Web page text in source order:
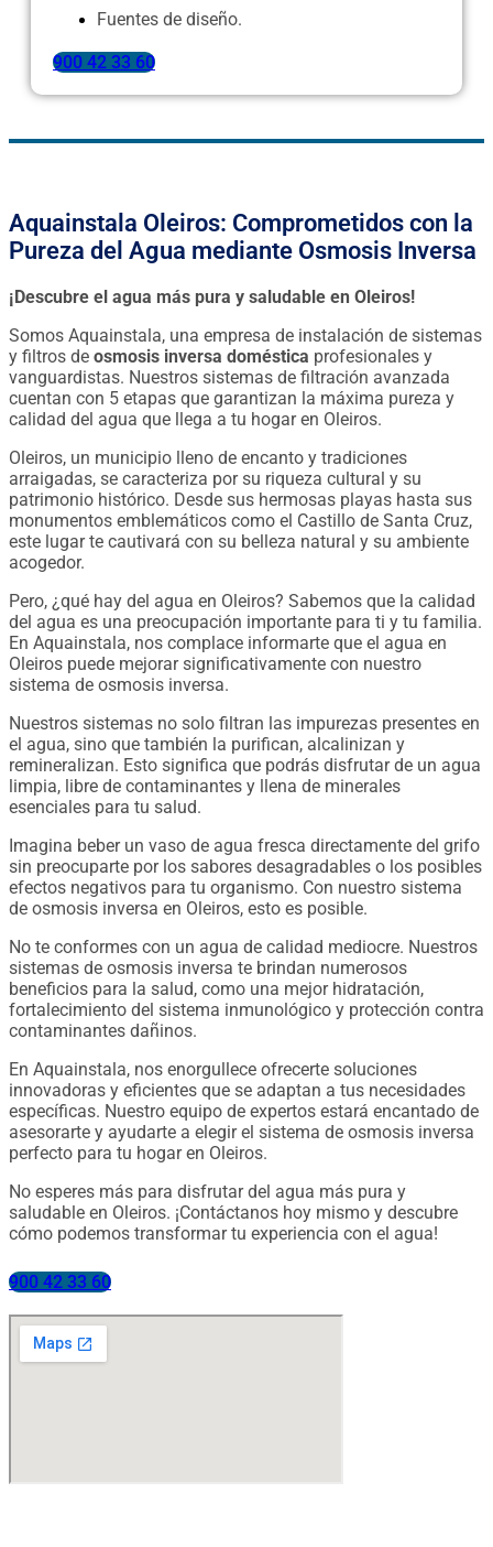
Fuentes de diseño.
900 42 33 60
Aquainstala Oleiros: Comprometidos con la
Pureza del Agua mediante Osmosis Inversa
¡Descubre el agua más pura y saludable en Oleiros!
Somos Aquainstala, una empresa de instalación de sistemas
y filtros de osmosis inversa doméstica profesionales y
vanguardistas. Nuestros sistemas de filtración avanzada
cuentan con 5 etapas que garantizan la máxima pureza y
calidad del agua que llega a tu hogar en Oleiros.
Oleiros, un municipio lleno de encanto y tradiciones
arraigadas, se caracteriza por su riqueza cultural y su
patrimonio histórico. Desde sus hermosas playas hasta sus
monumentos emblemáticos como el Castillo de Santa Cruz,
este lugar te cautivará con su belleza natural y su ambiente
acogedor.
Pero, ¿qué hay del agua en Oleiros? Sabemos que la calidad
del agua es una preocupación importante para ti y tu familia.
En Aquainstala, nos complace informarte que el agua en
Oleiros puede mejorar significativamente con nuestro
sistema de osmosis inversa.
Nuestros sistemas no solo filtran las impurezas presentes en
el agua, sino que también la purifican, alcalinizan y
remineralizan. Esto significa que podrás disfrutar de un agua
limpia, libre de contaminantes y llena de minerales
esenciales para tu salud.
Imagina beber un vaso de agua fresca directamente del grifo
sin preocuparte por los sabores desagradables o los posibles
efectos negativos para tu organismo. Con nuestro sistema
de osmosis inversa en Oleiros, esto es posible.
No te conformes con un agua de calidad mediocre. Nuestros
sistemas de osmosis inversa te brindan numerosos
beneficios para la salud, como una mejor hidratación,
fortalecimiento del sistema inmunológico y protección contra
contaminantes dañinos.
En Aquainstala, nos enorgullece ofrecerte soluciones
innovadoras y eficientes que se adaptan a tus necesidades
específicas. Nuestro equipo de expertos estará encantado de
asesorarte y ayudarte a elegir el sistema de osmosis inversa
perfecto para tu hogar en Oleiros.
No esperes más para disfrutar del agua más pura y
saludable en Oleiros. ¡Contáctanos hoy mismo y descubre
cómo podemos transformar tu experiencia con el agua!
900 42 33 60